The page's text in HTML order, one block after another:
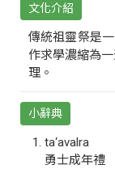
文化介紹
傳統祖靈祭是
作求學濃縮為
理。
小辭典
ta‘avalra
勇士成年禮